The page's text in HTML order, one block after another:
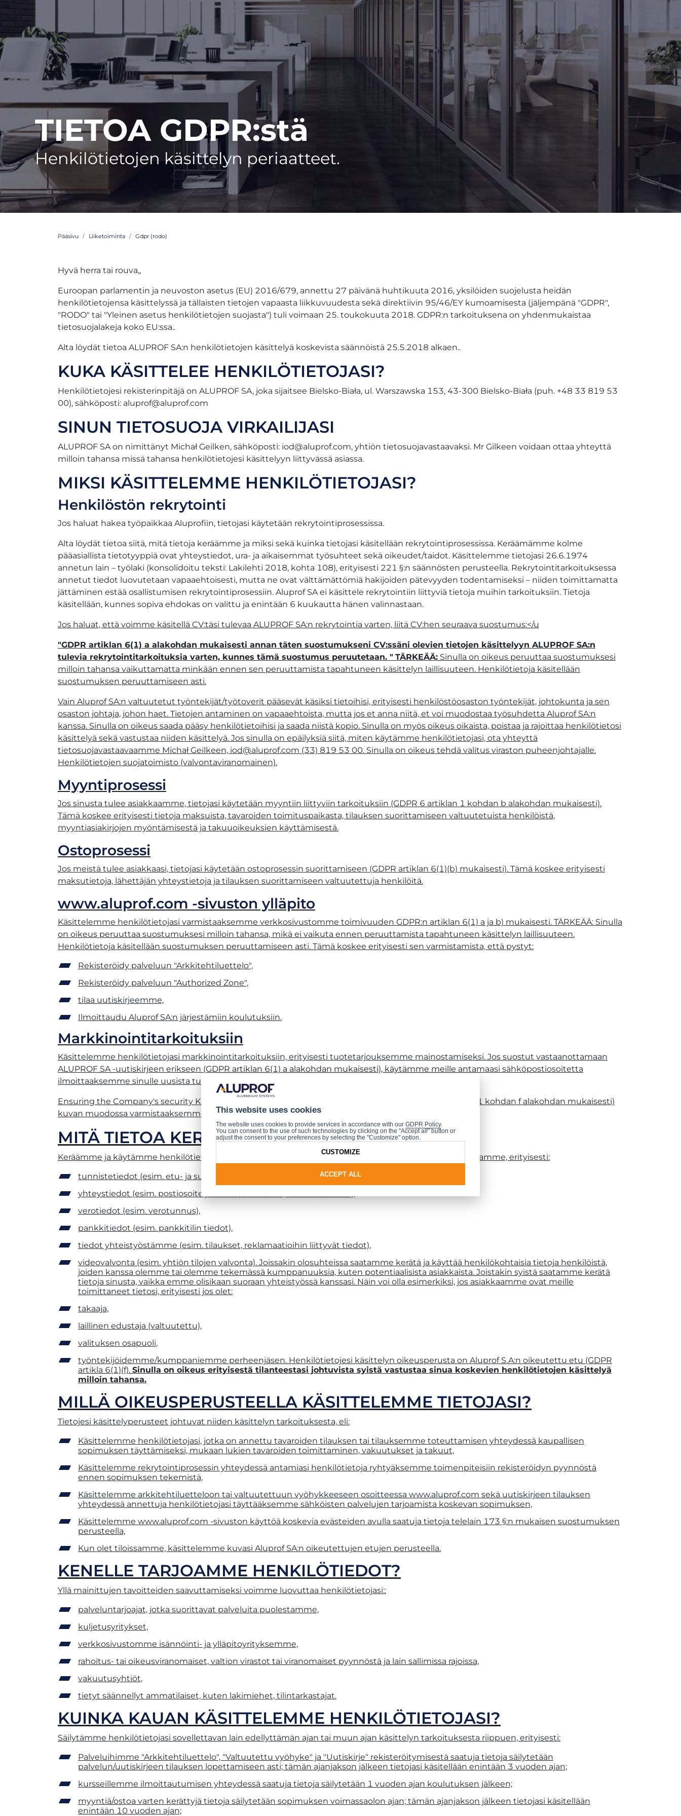
TIETOA GDPR:stä
Henkilötietojen käsittelyn periaatteet.
Pääsivu Liiketoiminta Gdpr (rodo)
Hyvä herra tai rouva,,
Euroopan parlamentin ja neuvoston asetus (EU) 2016/679, annettu 27 päivänä huhtikuuta 2016, yksilöiden suojelusta heidän
henkilötietojensa käsittelyssä ja tällaisten tietojen vapaasta liikkuvuudesta sekä direktiivin 95/46/EY kumoamisesta (jäljempänä "GDPR",
"RODO" tai "Yleinen asetus henkilötietojen suojasta") tuli voimaan 25. toukokuuta 2018. GDPR:n tarkoituksena on yhdenmukaistaa
tietosuojalakeja koko EU:ssa..
Alta löydät tietoa ALUPROF SA:n henkilötietojen käsittelyä koskevista säännöistä 25.5.2018 alkaen..
KUKA KÄSITTELEE HENKILÖTIETOJASI?
Henkilötietojesi rekisterinpitäjä on ALUPROF SA, joka sijaitsee Bielsko-Biała, ul. Warszawska 153, 43-300 Bielsko-Biała (puh. +48 33 819 53
00), sähköposti: aluprof@aluprof.com
SINUN TIETOSUOJA VIRKAILIJASI
ALUPROF SA on nimittänyt Michał Geilken, sähköposti: iod@aluprof.com, yhtiön tietosuojavastaavaksi. Mr Gilkeen voidaan ottaa yhteyttä
milloin tahansa missä tahansa henkilötietojesi käsittelyyn liittyvässä asiassa.
MIKSI KÄSITTELEMME HENKILÖTIETOJASI?
Henkilöstön rekrytointi
Jos haluat hakea työpaikkaa Aluprofiin, tietojasi käytetään rekrytointiprosessissa.
Alta löydät tietoa siitä, mitä tietoja keräämme ja miksi sekä kuinka tietojasi käsitellään rekrytointiprosessissa. Keräämämme kolme
pääasiallista tietotyyppiä ovat yhteystiedot, ura- ja aikaisemmat työsuhteet sekä oikeudet/taidot. Käsittelemme tietojasi 26.6.1974
annetun lain – työlaki (konsolidoitu teksti: Lakilehti 2018, kohta 108), erityisesti 221 §:n säännösten perusteella. Rekrytointitarkoituksessa
annetut tiedot luovutetaan vapaaehtoisesti, mutta ne ovat välttämättömiä hakijoiden pätevyyden todentamiseksi – niiden toimittamatta
jättäminen estää osallistumisen rekrytointiprosessiin. Aluprof SA ei käsittele rekrytointiin liittyviä tietoja muihin tarkoituksiin. Tietoja
käsitellään, kunnes sopiva ehdokas on valittu ja enintään 6 kuukautta hänen valinnastaan.
Jos haluat, että voimme käsitellä CV:täsi tulevaa ALUPROF SA:n rekrytointia varten, liitä CV:hen seuraava suostumus:</u
"GDPR artiklan 6(1) a alakohdan mukaisesti annan täten suostumukseni CV:ssäni olevien tietojen käsittelyyn ALUPROF SA:n
tulevia rekrytointitarkoituksia varten, kunnes tämä suostumus peruutetaan. " TÄRKEÄÄ: Sinulla on oikeus peruuttaa suostumuksesi
milloin tahansa vaikuttamatta minkään ennen sen peruuttamista tapahtuneen käsittelyn laillisuuteen. Henkilötietoja käsitellään
suostumuksen peruuttamiseen asti.
Vain Aluprof SA:n valtuutetut työntekijät/työtoverit pääsevät käsiksi tietoihisi, erityisesti henkilöstöosaston työntekijät, johtokunta ja sen
osaston johtaja, johon haet. Tietojen antaminen on vapaaehtoista, mutta jos et anna niitä, et voi muodostaa työsuhdetta Aluprof SA:n
kanssa. Sinulla on oikeus saada pääsy henkilötietoihisi ja saada niistä kopio. Sinulla on myös oikeus oikaista, poistaa ja rajoittaa henkilötietosi
käsittelyä sekä vastustaa niiden käsittelyä. Jos sinulla on epäilyksiä siitä, miten käytämme henkilötietojasi, ota yhteyttä
tietosuojavastaavaamme Michał Geilkeen, iod@aluprof.com (33) 819 53 00. Sinulla on oikeus tehdä valitus viraston puheenjohtajalle.
Henkilötietojen suojatoimisto (valvontaviranomainen).
Myyntiprosessi
Jos sinusta tulee asiakkaamme, tietojasi käytetään myyntiin liittyviin tarkoituksiin (GDPR 6 artiklan 1 kohdan b alakohdan mukaisesti).
Tämä koskee erityisesti tietoja maksuista, tavaroiden toimituspaikasta, tilauksen suorittamiseen valtuutetuista henkilöistä,
myyntiasiakirjojen myöntämisestä ja takuuoikeuksien käyttämisestä.​
Ostoprosessi
Jos meistä tulee asiakkaasi, tietojasi käytetään ostoprosessin suorittamiseen (GDPR artiklan 6(1)(b) mukaisesti). Tämä koskee erityisesti
maksutietoja, lähettäjän yhteystietoja ja tilauksen suorittamiseen valtuutettuja henkilöitä.
www.aluprof.com -sivuston ylläpito
Käsittelemme henkilötietojasi varmistaaksemme verkkosivustomme toimivuuden GDPR:n artiklan 6(1) a ja b) mukaisesti. TÄRKEÄÄ: Sinulla
on oikeus peruuttaa suostumuksesi milloin tahansa, mikä ei vaikuta ennen peruuttamista tapahtuneen käsittelyn laillisuuteen.
Henkilötietoja käsitellään suostumuksen peruuttamiseen asti. Tämä koskee erityisesti sen varmistamista, että pystyt:
Rekisteröidy palveluun "Arkkitehtiluettelo",
Rekisteröidy palveluun "Authorized Zone",
tilaa uutiskirjeemme,
Ilmoittaudu Aluprof SA:n järjestämiin koulutuksiin.
Markkinointitarkoituksiin
Käsittelemme henkilötietojasi markkinointitarkoituksiin, erityisesti tuotetarjouksemme mainostamiseksi. Jos suostut vastaanottamaan
ALUPROF SA -uutiskirjeen erikseen (GDPR artiklan 6(1) a alakohdan mukaisesti), käytämme meille antamaasi sähköpostiosoitetta
ilmoittaaksemme sinulle uusista tuotteistamme, tapahtumistamme ja promootioista.
Ensuring the Company's security Kun olet tiloissamme, käsittelemme henkilötietojasi (GDPR 6 artiklan 1 kohdan f alakohdan mukaisesti)
kuvan muodossa varmistaaksemme henkilöiden ja yhtiön omaisuuden turvallisuuden.
MITÄ TIETOA KERÄÄMME?
Keräämme ja käytämme henkilötietojasi siinä määrin kuin se on kohtuudella tarpeellista liiketoiminnassamme, erityisesti:
tunnistetiedot (esim. etu- ja sukunimi),
yhteystiedot (esim. postiosoite ja sähköpostiosoite, puhelinnumero),
verotiedot (esim. verotunnus),
pankkitiedot (esim. pankkitilin tiedot),
tiedot yhteistyöstämme (esim. tilaukset, reklamaatioihin liittyvät tiedot),
videovalvonta (esim. yhtiön tilojen valvonta). Joissakin olosuhteissa saatamme kerätä ja käyttää henkilökohtaisia tietoja henkilöistä,
joiden kanssa olemme tai olemme tekemässä kumppanuuksia, kuten potentiaalisista asiakkaista. Joistakin syistä saatamme kerätä
tietoja sinusta, vaikka emme olisikaan suoraan yhteistyössä kanssasi. Näin voi olla esimerkiksi, jos asiakkaamme ovat meille
toimittaneet tietosi, erityisesti jos olet:
takaaja,
laillinen edustaja (valtuutettu),
valituksen osapuoli,
työntekijöidemme/kumppaniemme perheenjäsen. Henkilötietojesi käsittelyn oikeusperusta on Aluprof S.A:n oikeutettu etu (GDPR
artikla 6(1)(f). Sinulla on oikeus erityisestä tilanteestasi johtuvista syistä vastustaa sinua koskevien henkilötietojen käsittelyä
milloin tahansa.
MILLÄ OIKEUSPERUSTEELLA KÄSITTELEMME TIETOJASI?
Tietojesi käsittelyperusteet johtuvat niiden käsittelyn tarkoituksesta, eli:
Käsittelemme henkilötietojasi, jotka on annettu tavaroiden tilauksen tai tilauksemme toteuttamisen yhteydessä kaupallisen
sopimuksen täyttämiseksi, mukaan lukien tavaroiden toimittaminen, vakuutukset ja takuut,
Käsittelemme rekrytointiprosessin yhteydessä antamiasi henkilötietoja ryhtyäksemme toimenpiteisiin rekisteröidyn pyynnöstä
ennen sopimuksen tekemistä,
Käsittelemme arkkitehtiluetteloon tai valtuutettuun vyöhykkeeseen osoitteessa www.aluprof.com sekä uutiskirjeen tilauksen
yhteydessä annettuja henkilötietojasi täyttääksemme sähköisten palvelujen tarjoamista koskevan sopimuksen,
Käsittelemme www.aluprof.com -sivuston käyttöä koskevia evästeiden avulla saatuja tietoja telelain 173 §:n mukaisen suostumuksen
perusteella,
Kun olet tiloissamme, käsittelemme kuvasi Aluprof SA:n oikeutettujen etujen perusteella.
KENELLE TARJOAMME HENKILÖTIEDOT?
Yllä mainittujen tavoitteiden saavuttamiseksi voimme luovuttaa henkilötietojasi::
palveluntarjoajat, jotka suorittavat palveluita puolestamme,
kuljetusyritykset,
verkkosivustomme isännöinti- ja ylläpitoyrityksemme,
rahoitus- tai oikeusviranomaiset, valtion virastot tai viranomaiset pyynnöstä ja lain sallimissa rajoissa,
vakuutusyhtiöt,
tietyt säännellyt ammatilaiset, kuten lakimiehet, tilintarkastajat.
KUINKA KAUAN KÄSITTELEMME HENKILÖTIETOJASI?
Säilytämme henkilötietojasi sovellettavan lain edellyttämän ajan tai muun ajan käsittelyn tarkoituksesta riippuen, erityisesti:
Palveluihimme "Arkkitehtiluettelo", "Valtuutettu vyöhyke" ja "Uutiskirje" rekisteröitymisestä saatuja tietoja säilytetään
palvelun/uutiskirjeen tilauksen lopettamiseen asti; tämän ajanjakson jälkeen tietojasi käsitellään enintään 3 vuoden ajan;
kursseillemme ilmoittautumisen yhteydessä saatuja tietoja säilytetään 1 vuoden ajan koulutuksen jälkeen;
myyntiä/ostoa varten kerättyjä tietoja säilytetään sopimuksen voimassaolon ajan; tämän ajanjakson jälkeen tietojasi käsitellään
enintään 10 vuoden ajan;
This website uses cookies
The website uses cookies to provide services in accordance with our GDPR Policy.
You can consent to the use of such technologies by clicking on the "Accept all" button or
adjust the consent to your preferences by selecting the "Customize" option.
ACCEPT ALL
CUSTOMIZE